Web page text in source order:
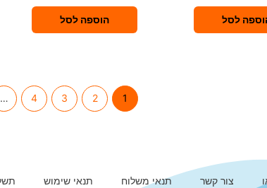
מתוך 5
לסל
ר
0
מ
הוספה לסל
1
2
3
4
…
צור קשר תנאי משלוח תנאי שימוש